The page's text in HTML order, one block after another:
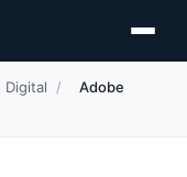
/
Adobe